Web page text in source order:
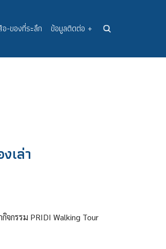
-ของที่ระลึก ข้อมูลติดต่อ +
เล่า
กรรม PRIDI Walking Tour